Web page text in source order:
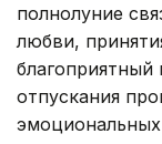
полнолуние
любви,
отпускания